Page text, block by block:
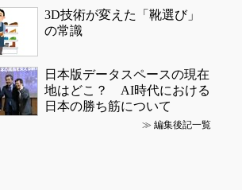
3D技術が変えた「靴選び」
の常識
日本版データスペースの現在
地はどこ？ AI時代における
日本の勝ち筋について
≫ 編集後記一覧